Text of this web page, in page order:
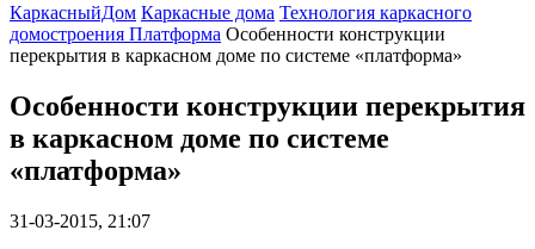
КаркасныйДом Каркасные дома Технология каркасного
домостроения Платформа Особенности конструкции
перекрытия в каркасном доме по системе «платформа»
Особенности конструкции перекрытия
в каркасном доме по системе
«платформа»
31-03-2015, 21:07